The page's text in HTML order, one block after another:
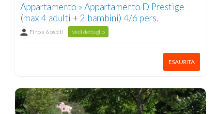
Appartamento » Appartamento D Prestige
(max 4 adulti + 2 bambini) 4/6 pers.
Fino a 6 ospiti Vedi dettaglio
ESAURITA